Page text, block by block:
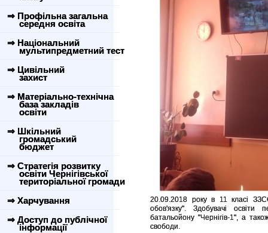
⇒ Профільна загальна
середня освіта
⇒ Національний
мультипредметний тест
⇒ Цивільний
захист
⇒ Матеріально-технічна
база закладів
освіти
⇒ Шкільний
громадський
бюджет
⇒ Стратегія розвитку
освіти Чернігівської
територіальної громади
⇒ Харчування
⇒ Доступ до публічної
інформації
20.09.2018 року в 11 класі
обов'язку". Здобувачі освіти
батальойону "Чернігів-1", а
свободи.